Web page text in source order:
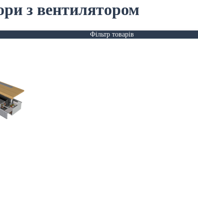
з вентилятором
Фільтр товарів